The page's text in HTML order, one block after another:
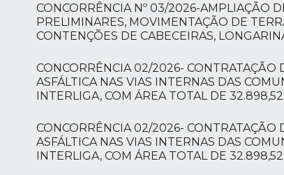
CONCORRÊNCIA Nº 03/2026-AMPLIAÇÃO
PRELIMINARES, MOVIMENTAÇÃO DE
CONTENÇÕES DE CABECEIRAS,
CONCORRÊNCIA 02/2026- CONTRATAÇÃO
ASFÁLTICA NAS VIAS INTERNAS DAS
INTERLIGA, COM ÁREA TOTAL DE
CONCORRÊNCIA 02/2026- CONTRATAÇÃO
ASFÁLTICA NAS VIAS INTERNAS DAS
INTERLIGA, COM ÁREA TOTAL DE